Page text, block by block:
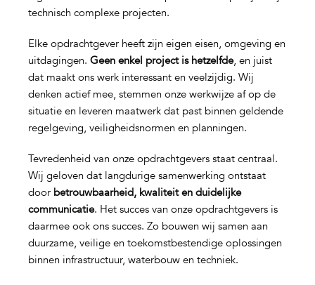
technisch complexe projecten.
Elke opdrachtgever heeft zijn eigen eisen, omgeving en
uitdagingen. Geen enkel project is hetzelfde, en juist
dat maakt ons werk interessant en veelzijdig. Wij
denken actief mee, stemmen onze werkwijze af op de
situatie en leveren maatwerk dat past binnen geldende
regelgeving, veiligheidsnormen en planningen.
Tevredenheid van onze opdrachtgevers staat centraal.
Wij geloven dat langdurige samenwerking ontstaat
door betrouwbaarheid, kwaliteit en duidelijke
communicatie. Het succes van onze opdrachtgevers is
daarmee ook ons succes. Zo bouwen wij samen aan
duurzame, veilige en toekomstbestendige oplossingen
binnen infrastructuur, waterbouw en techniek.